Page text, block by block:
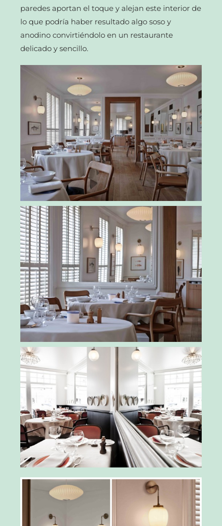
paredes aportan el toque y alejan este interior de
lo que podría haber resultado algo soso y
anodino convirtiéndolo en un restaurante
delicado y sencillo.